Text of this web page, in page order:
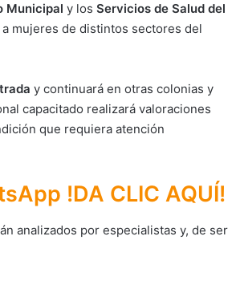
Municipal y los Servicios de Salud del
mujeres de distintos sectores del
y continuará en otras colonias y
capacitado realizará valoraciones
que requiera atención
!DA CLIC AQUÍ!
analizados por especialistas y, de ser
Paty Aradillas destaca impacto del